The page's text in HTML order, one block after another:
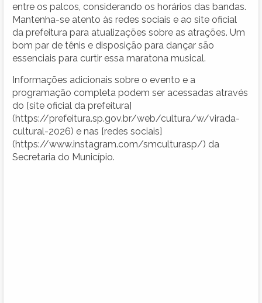
entre os palcos, considerando os horários das bandas.
Mantenha-se atento às redes sociais e ao site oficial
da prefeitura para atualizações sobre as atrações. Um
bom par de tênis e disposição para dançar são
essenciais para curtir essa maratona musical.
Informações adicionais sobre o evento e a
programação completa podem ser acessadas através
do [site oficial da prefeitura]
(https://prefeitura.sp.gov.br/web/cultura/w/virada-
cultural-2026) e nas [redes sociais]
(https://www.instagram.com/smculturasp/) da
Secretaria do Município.